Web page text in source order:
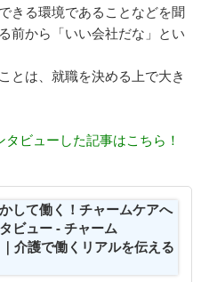
きる環境であることなどを聞
前から「いい会社だな」とい
とは、就職を決める上で大き
ビューした記事はこちら！
して働く！チャームケアへ
ビュー - チャーム
介護で働くリアルを伝える